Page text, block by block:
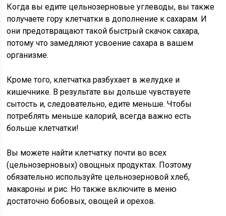
Когда вы едите цельнозерновые углеводы, вы также
получаете гору клетчатки в дополнение к сахарам. И
они предотвращают такой быстрый скачок сахара,
потому что замедляют усвоение сахара в вашем
организме.
Кроме того, клетчатка разбухает в желудке и
кишечнике. В результате вы дольше чувствуете
сытость и, следовательно, едите меньше. Чтобы
потреблять меньше калорий, всегда важно есть
больше клетчатки!
Вы можете найти клетчатку почти во всех
(цельнозерновых) овощных продуктах. Поэтому
обязательно используйте цельнозерновой хлеб,
макароны и рис. Но также включите в меню
достаточно бобовых, овощей и орехов.